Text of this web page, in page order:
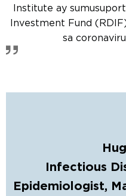
Institute ay
Investment Fund
sa
Infectious
Epidemiologist,